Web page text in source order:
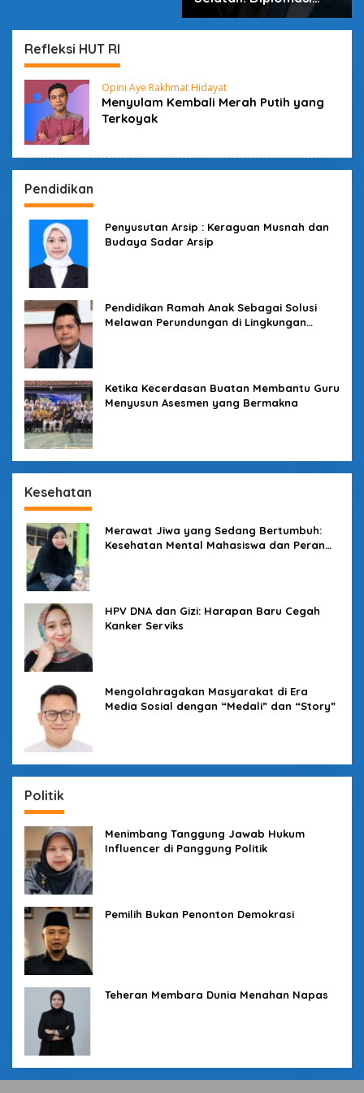
Refleksi HUT RI
Opini Aye Rakhmat Hidayat
Menyulam Kembali Merah Putih yang
Terkoyak
Pendidikan
Penyusutan Arsip : Keraguan Musnah dan
Budaya Sadar Arsip
Pendidikan Ramah Anak Sebagai Solusi
Melawan Perundungan di Lingkungan
Ketika Kecerdasan Buatan Membantu Guru
Menyusun Asesmen yang Bermakna
Kesehatan
Merawat Jiwa yang Sedang Bertumbuh:
Kesehatan Mental Mahasiswa dan Peran
HPV DNA dan Gizi: Harapan Baru Cegah
Kanker Serviks
Mengolahragakan Masyarakat di Era
Media Sosial dengan “Medali” dan “Story”
Politik
Menimbang Tanggung Jawab Hukum
Influencer di Panggung Politik
Pemilih Bukan Penonton Demokrasi
Teheran Membara Dunia Menahan Napas